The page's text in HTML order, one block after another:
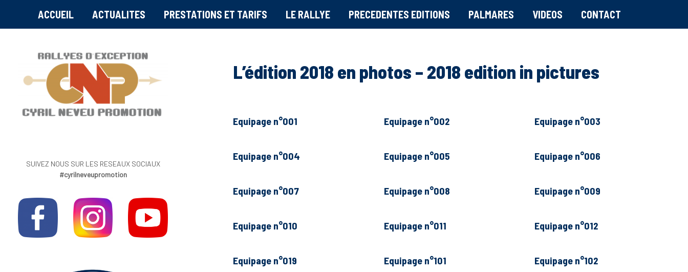
ACCUEIL ACTUALITES PRESTATIONS ET TARIFS LE RALLYE PRECEDENTES EDITIONS PALMARES VIDEOS CONTACT
L’édition 2018 en photos – 2018 edition in pictures
Equipage n°001 Equipage n°002 Equipage n°003
Equipage n°004 Equipage n°005 Equipage n°006
Equipage n°007 Equipage n°008 Equipage n°009
Equipage n°010 Equipage n°011 Equipage n°012
Equipage n°019 Equipage n°101 Equipage n°102
SUIVEZ NOUS SUR LES RESEAUX SOCIAUX
#cyrilneveupromotion